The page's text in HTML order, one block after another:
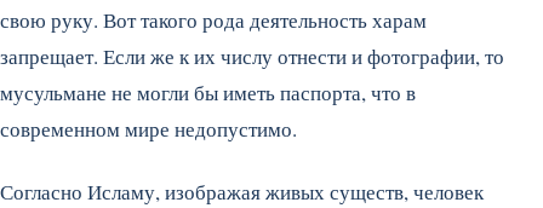
свою руку. Вот такого рода деятельность харам
запрещает. Если же к их числу отнести и фотографии, то
мусульмане не могли бы иметь паспорта, что в
современном мире недопустимо.
Согласно Исламу, изображая живых существ, человек